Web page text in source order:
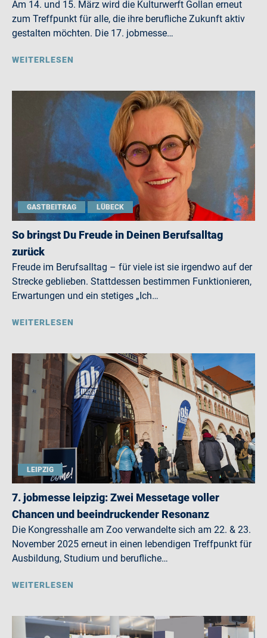
Am 14. und 15. März wird die Kulturwerft Gollan erneut
zum Treffpunkt für alle, die ihre berufliche Zukunft aktiv
gestalten möchten. Die 17. jobmesse…
WEITERLESEN
GASTBEITRAG LÜBECK
So bringst Du Freude in Deinen Berufsalltag
zurück
Freude im Berufsalltag – für viele ist sie irgendwo auf der
Strecke geblieben. Stattdessen bestimmen Funktionieren,
Erwartungen und ein stetiges „Ich…
WEITERLESEN
LEIPZIG
7. jobmesse leipzig: Zwei Messetage voller
Chancen und beeindruckender Resonanz
Die Kongresshalle am Zoo verwandelte sich am 22. & 23.
November 2025 erneut in einen lebendigen Treffpunkt für
Ausbildung, Studium und berufliche…
WEITERLESEN